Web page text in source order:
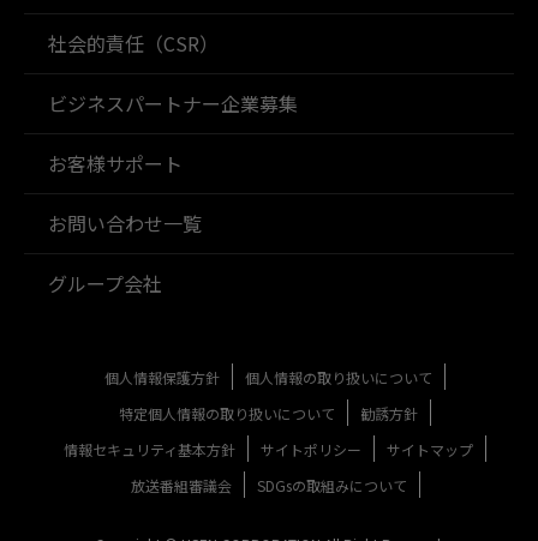
社会的責任（CSR）
ビジネスパートナー企業募集
お客様サポート
お問い合わせ一覧
グループ会社
個人情報保護方針
個人情報の取り扱いについて
特定個人情報の取り扱いについて
勧誘方針
情報セキュリティ基本方針
サイトポリシー
サイトマップ
放送番組審議会
SDGsの取組みについて